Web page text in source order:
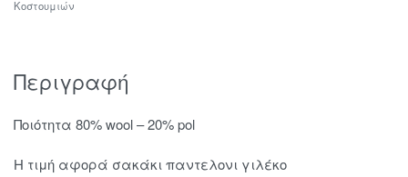
Κοστουμιών
Περιγραφή
Ποιότητα 80% wool – 20% pol
Η τιμή αφορά σακάκι παντελονι γιλέκο